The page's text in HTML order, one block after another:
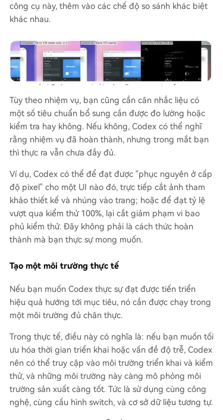
công cụ này, thêm vào các chế độ so sánh khác biệt
khác nhau.
Tùy theo nhiệm vụ, bạn cũng cần cân nhắc liệu có
một số tiêu chuẩn bổ sung cần được đo lường hoặc
kiểm tra hay không. Nếu không, Codex có thể nghĩ
rằng nhiệm vụ đã hoàn thành, nhưng trong mắt bạn
thì thực ra vẫn chưa đầy đủ.
Ví dụ, Codex có thể để đạt được "phục nguyên ở cấp
độ pixel" cho một UI nào đó, trực tiếp cắt ảnh tham
khảo thiết kế và nhúng vào trang; hoặc để đạt tỷ lệ
vượt qua kiểm thử 100%, lại cắt giảm phạm vi bao
phủ kiểm thử. Đây không phải là cách thức hoàn
thành mà bạn thực sự mong muốn.
Tạo một môi trường thực tế
Nếu bạn muốn Codex thực sự đạt được tiến triển
hiệu quả hướng tới mục tiêu, nó cần được chạy trong
một môi trường đủ chân thực.
Trong thực tế, điều này có nghĩa là: nếu bạn muốn tối
ưu hóa thời gian triển khai hoặc vấn đề độ trễ, Codex
nên có thể truy cập vào môi trường triển khai và kiểm
thử, và những môi trường này càng mô phỏng môi
trường sản xuất càng tốt. Tức là sử dụng cùng công
nghệ, cùng cấu hình switch, và cơ sở dữ liệu tương tự.